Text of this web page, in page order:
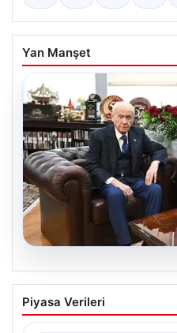
Yan Manşet
06.08.2026
‘Çerçeve Yasa’ya
MHP’li vekilden
Piyasa Verileri